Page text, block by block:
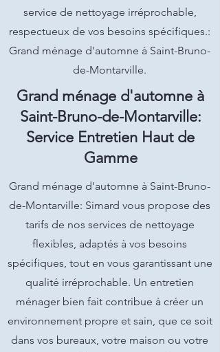
service de nettoyage irréprochable,
respectueux de vos besoins spécifiques.:
Grand ménage d'automne à Saint-Bruno-
de-Montarville.
Grand ménage d'automne à
Saint-Bruno-de-Montarville:
Service Entretien Haut de
Gamme
Grand ménage d'automne à Saint-Bruno-
de-Montarville: Simard vous propose des
tarifs de nos services de nettoyage
flexibles, adaptés à vos besoins
spécifiques, tout en vous garantissant une
qualité irréprochable. Un entretien
ménager bien fait contribue à créer un
environnement propre et sain, que ce soit
dans vos bureaux, votre maison ou votre